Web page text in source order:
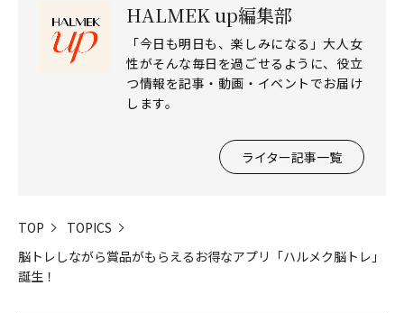
HALMEK up編集部
「今日も明日も、楽しみになる」大人女
性がそんな毎日を過ごせるように、役立
つ情報を記事・動画・イベントでお届け
します。
ライター記事一覧
TOP
TOPICS
脳トレしながら賞品がもらえるお得なアプリ「ハルメク脳トレ」
誕生！